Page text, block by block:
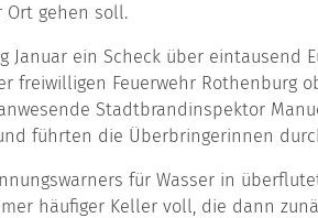
Ort gehen soll.
Januar ein Scheck über eintausend
freiwilligen Feuerwehr Rothenburg
Stadtbrandinspektor
führten die Überbringerinnen
für Wasser in
häufiger Keller voll, die dann